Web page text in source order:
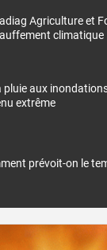
Agriculture et
climatique
pluie aux
extrême
prévoit-on le